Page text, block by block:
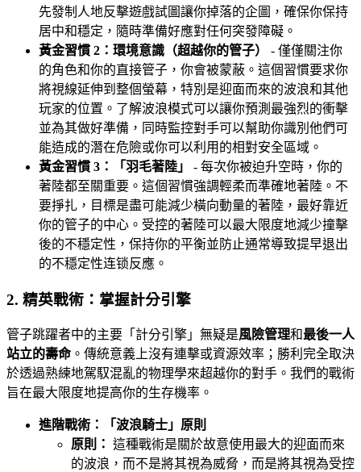
先發制人地反擊遊戲試圖讓你掉落的企圖，確保你保持
居中和穩定，隨時準備好應對任何突發障礙。
黃金習慣 2：環境意識（超越你的管子）
- 僅僅關注你
的角色和你的直接管子，你會被蒙蔽。這個習慣要求你
將視線延伸到整個螢幕，特別是迎面而來的波浪和其他
玩家的位置。了解波浪模式可以讓你預測最強烈的衝擊
並為其做好準備，同時監控對手可以幫助你識別他們可
能造成的潛在危險或你可以利用的相對安全區域。
黃金習慣 3：「羽毛著陸」
- 每次你被迫升空時，你的
著陸都至關重要。這個習慣強調輕柔而準確地著陸。不
要掙扎，目標是盡可能減少橫向動量的著陸，最好靠近
你的管子的中心。受控的著陸可以最大限度地減少撞擊
後的不穩定性，保持你的平衡並防止通常導致提早退出
的不穩定性连锁反應。
2. 精英戰術：掌握計分引擎
管子跳躍者中的主要「計分引擎」無疑是風險管理和最後一人
站立的壽命 。傳統意義上沒有連擊或資源效率；勝利完全取決
於透過熟練地駕馭混亂的物理學來超越你的對手。我們的戰術
旨在最大限度地提高你的生存機率。
進階戰術：「波浪騎士」原則
原則： 這種戰術是關於故意使用最大的迎面而來
的波浪，而不是將其視為威脅，而是將其視為受控